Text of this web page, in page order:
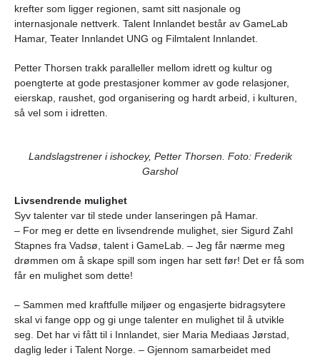
krefter som ligger regionen, samt sitt nasjonale og
internasjonale nettverk. Talent Innlandet består av GameLab
Hamar, Teater Innlandet UNG og Filmtalent Innlandet.
Petter Thorsen trakk paralleller mellom idrett og kultur og
poengterte at gode prestasjoner kommer av gode relasjoner,
eierskap, raushet, god organisering og hardt arbeid, i kulturen,
så vel som i idretten.
Landslagstrener i ishockey, Petter Thorsen. Foto: Frederik
Garshol
Livsendrende mulighet
Syv talenter var til stede under lanseringen på Hamar.
– For meg er dette en livsendrende mulighet, sier Sigurd Zahl
Stapnes fra Vadsø, talent i GameLab. – Jeg får nærme meg
drømmen om å skape spill som ingen har sett før! Det er få som
får en mulighet som dette!
– Sammen med kraftfulle miljøer og engasjerte bidragsytere
skal vi fange opp og gi unge talenter en mulighet til å utvikle
seg. Det har vi fått til i Innlandet, sier Maria Mediaas Jørstad,
daglig leder i Talent Norge. – Gjennom samarbeidet med